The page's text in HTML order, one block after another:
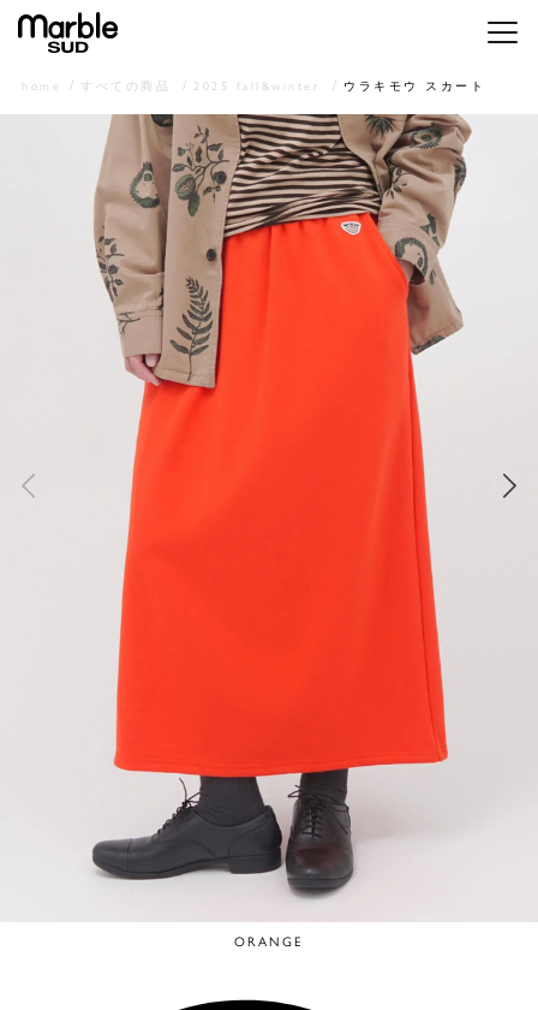
メニ
home すべての商品 2025 fall&winter ウラキモウ スカート
ORANGE